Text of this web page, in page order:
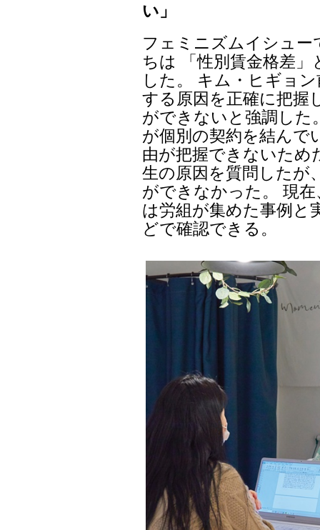
い」
フェミニズムイシュー
ちは 「性別賃金格差
した。 キム・ヒギョ
する原因を正確に把握
ができないと強調した
が個別の契約を結んで
由が把握できないため
生の原因を質問したが
ができなかった。 現
は労組が集めた事例と
どで確認できる。